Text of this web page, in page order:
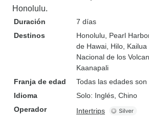
Honolulu.
Duración
7 días
Destinos
Honolulu , Pearl
de Hawai , Hilo ,
Nacional de los
Kaanapali
Franja de edad
Todas las edades
Idioma
Solo: Inglés, Chino
Operador
Intertrips